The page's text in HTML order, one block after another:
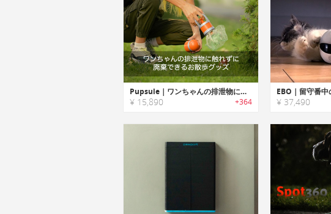
Pupsule｜ワンちゃんの排泄物に触れずに廃棄できるお散歩グッズ「パプセル」
¥ 15,890 +364 ¥ 37,490